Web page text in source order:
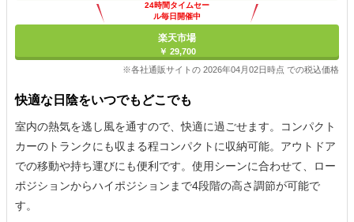
24時間タイムセー
ル毎日開催中
楽天市場
￥ 29,700
※各社通販サイトの 2026年04月02日時点 での税込価格
快適な日陰をいつでもどこでも
室内の熱気を逃し風を通すので、快適に過ごせます。コンパクト
カーのトランクにも収まる程コンパクトに収納可能。アウトドア
での移動や持ち運びにも便利です。使用シーンに合わせて、ロー
ポジションからハイポジションまで4段階の高さ調節が可能で
す。